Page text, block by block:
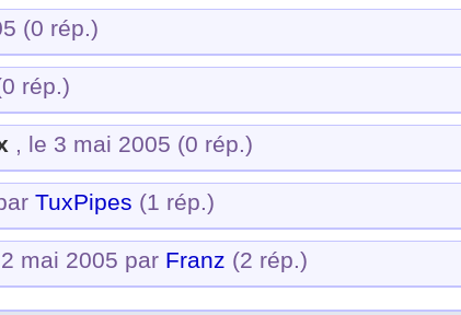
(0 rép.)
rép.)
, le 3 mai 2005 (0 rép.)
TuxPipes (1 rép.)
mai 2005 par Franz (2 rép.)